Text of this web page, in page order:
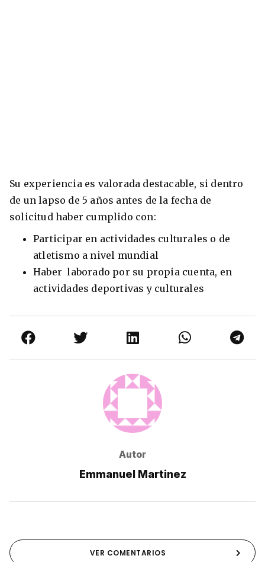
Su experiencia es valorada destacable, si dentro
de un lapso de 5 años antes de la fecha de
solicitud haber cumplido con:
Participar en actividades culturales o de
atletismo a nivel mundial
Haber laborado por su propia cuenta, en
actividades deportivas y culturales
Autor
Emmanuel Martinez
VER COMENTARIOS